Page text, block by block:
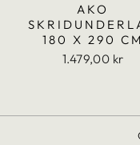
AKO
180 X 290 CM
1.479,00 kr